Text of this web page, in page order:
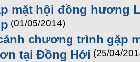
mặt hội đồng hương
(01/05/2014)
chương trình gặp
tại Đồng Hới (25/04/